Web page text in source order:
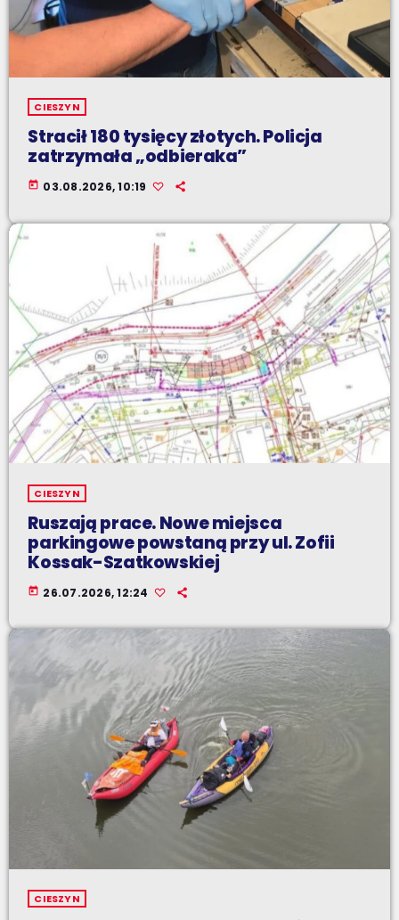
CIESZYN
Stracił 180 tysięcy złotych. Policja
zatrzymała „odbieraka”
today 03.08.2026, 10:19
CIESZYN
Ruszają prace. Nowe miejsca
parkingowe powstaną przy ul. Zofii
Kossak-Szatkowskiej
today 26.07.2026, 12:24
CIESZYN